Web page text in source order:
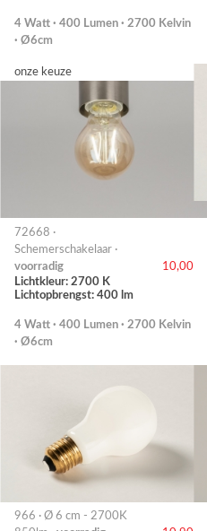
4 Watt · 400 Lumen · 2700 Kelvin
· Ø6cm
onze keuze
72668 ·
Schemerschakelaar ·
voorradig
10,00
Lichtkleur: 2700 K
Lichtopbrengst: 400 lm
4 Watt · 400 Lumen · 2700 Kelvin
· Ø6cm
966 · Ø 6 cm - 2700K